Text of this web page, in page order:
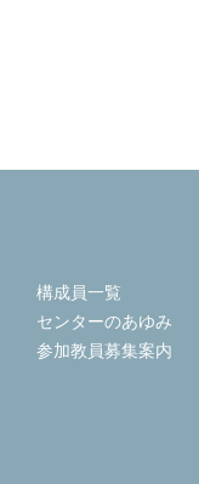
構成員一覧
センターのあゆみ
参加教員募集案内